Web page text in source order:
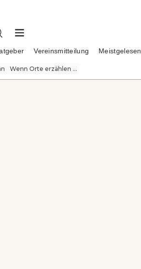
Vereinsmitteilung Meistgelesen
Wenn Orte erzählen ...